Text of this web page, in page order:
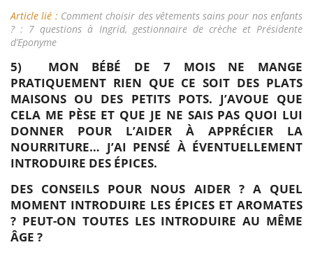
Article lié : Comment choisir des vêtements sains pour nos enfants
? : 7 questions à Ingrid, gestionnaire de crèche et Présidente
d’Eponyme
5) MON BÉBÉ DE 7 MOIS NE MANGE
PRATIQUEMENT RIEN QUE CE SOIT DES PLATS
MAISONS OU DES PETITS POTS. J’AVOUE QUE
CELA ME PÈSE ET QUE JE NE SAIS PAS QUOI LUI
DONNER POUR L’AIDER À APPRÉCIER LA
NOURRITURE… J’AI PENSÉ À ÉVENTUELLEMENT
INTRODUIRE DES ÉPICES.
DES CONSEILS POUR NOUS AIDER ? A QUEL
MOMENT INTRODUIRE LES ÉPICES ET AROMATES
? PEUT-ON TOUTES LES INTRODUIRE AU MÊME
ÂGE ?